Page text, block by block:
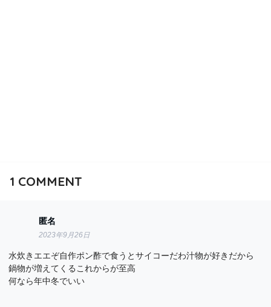
1 COMMENT
匿名
2023年9月26日
水炊きエエぞ自作ポン酢で食うとサイコーだわ汁物が好きだから
鍋物が増えてくるこれからが至高
何なら年中冬でいい